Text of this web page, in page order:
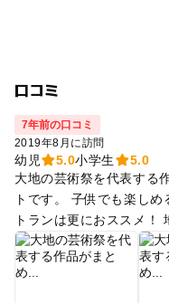
口コミ
7年前の口コミ
2019年8月に訪問
幼児 5.0小学生
5.0
大地の芸術祭を代表する
トです。 子供でも楽しめる作
トランは更におススメ！
ご飯が本当に美味しいです！！ トイレも作品にな
ックリする事間違いなし